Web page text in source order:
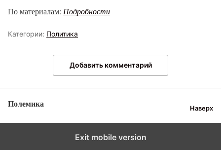
По материалам: Подробности
Категории: Политика
Добавить комментарий
Полемика Наверх
Exit mobile version